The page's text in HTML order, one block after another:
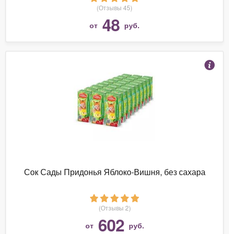
(Отзывы 45)
от 48 руб.
Сок Сады Придонья Яблоко-Вишня, без сахара
(Отзывы 2)
от 602 руб.